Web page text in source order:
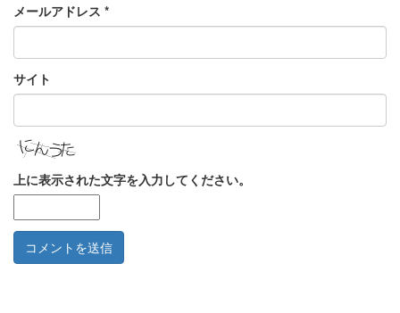
メールアドレス *
サイト
上に表示された文字を入力してください。